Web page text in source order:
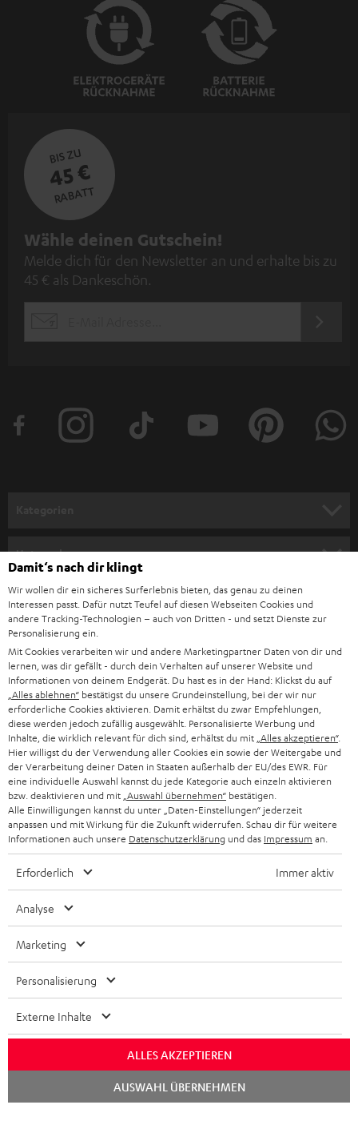
BIS ZU
45 €
RABATT
N
e
w
e
e
l
d
u
n
g
Wähle deinen Gutschein!
Melde dich für den Newsletter an und erhalte bis zu
45 € als Dankeschön.
SOUNDBAR
HIFI-LAUTSPRECHER
SMART HOME
BLUETOOTH-LAUTSPRECHER
KOPFHÖRER
BLUETOOTH-KOPFHÖRER
STEREOANLAGEN
Unternehmen
SUPPORT
KARRIERE
PRESSE & MARKETING
GESCHÄFTSKUNDEN
PARTNERPROGRAMM
BLOG
NEWSLETTER
STORES
DEINE VORTEILE BEI TEUFEL
TEUFEL STORY
UNSER MANAGEMENT
NACHHALTIGKEIT
UNSERE WERTE
GESCHENKGUTSCHEIN
Teufel Onlineshops
DEUTSCHLAND
ÖSTERREICH
SCHWEIZ
NIEDERLANDE
BELGIEN
FRANKREICH
SPANIEN
ITALIEN
WEITERE LÄNDER
Fotos abgebildete Zubehör ist nicht im Lieferumfang enthalten. Etwaige
Entsorgungsgebühren für Batterien sind im Preis inbegriffen.
©2026 Lautsprecher Teufel GmbH - All rights reserved.
Damit‘s nach dir klingt
Wir wollen dir ein sicheres Surferlebnis bieten, das genau zu deinen
Interessen passt. Dafür nutzt Teufel auf diesen Webseiten Cookies und
andere Tracking-Technologien – auch von Dritten - und setzt Dienste zur
Personalisierung ein.
Mit Cookies verarbeiten wir und andere Marketingpartner Daten von dir und
lernen, was dir gefällt - durch dein Verhalten auf unserer Website und
Informationen von deinem Endgerät. Du hast es in der Hand: Klickst du auf
„Alles ablehnen“ bestätigst du unsere Grundeinstellung, bei der wir nur
erforderliche Cookies aktivieren. Damit erhältst du zwar Empfehlungen,
diese werden jedoch zufällig ausgewählt. Personalisierte Werbung und
Inhalte, die wirklich relevant für dich sind, erhältst du mit „Alles akzeptieren“.
Hier willigst du der Verwendung aller Cookies ein sowie der Weitergabe und
der Verarbeitung deiner Daten in Staaten außerhalb der EU/des EWR. Für
eine individuelle Auswahl kannst du jede Kategorie auch einzeln aktivieren
bzw. deaktivieren und mit „Auswahl übernehmen“ bestätigen.
Alle Einwilligungen kannst du unter „Daten-Einstellungen“ jederzeit
anpassen und mit Wirkung für die Zukunft widerrufen. Schau dir für weitere
Informationen auch unsere Datenschutzerklärung und das Impressum an.
Erforderlich Immer aktiv
Analyse
Marketing
Personalisierung
Externe Inhalte
ALLES AKZEPTIEREN
AUSWAHL ÜBERNEHMEN